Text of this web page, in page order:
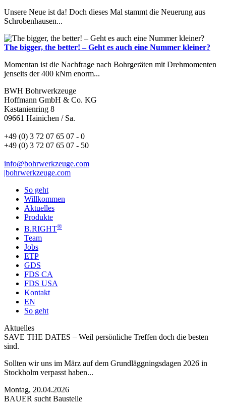
Unsere Neue ist da! Doch dieses Mal stammt die Neuerung aus
Schrobenhausen...
The bigger, the better! – Geht es auch eine Nummer kleiner?
Momentan ist die Nachfrage nach Bohrgeräten mit Drehmomenten
jenseits der 400 kNm enorm...
BWH Bohrwerkzeuge
Hoffmann GmbH & Co. KG
Kastanienring 8
09661 Hainichen / Sa.
+49 (0) 3 72 07 65 07 - 0
+49 (0) 3 72 07 65 07 - 50
info@bohrwerkzeuge.com
|bohrwerkzeuge.com
So geht
Willkommen
Aktuelles
Produkte
B.RIGHT®
Team
Jobs
ETP
GDS
FDS CA
FDS USA
Kontakt
EN
So geht
Aktuelles
SAVE THE DATES – Weil persönliche Treffen doch die besten
sind.
Sollten wir uns im März auf dem Grundläggningsdagen 2026 in
Stockholm verpasst haben...
Montag, 20.04.2026
BAUER sucht Baustelle